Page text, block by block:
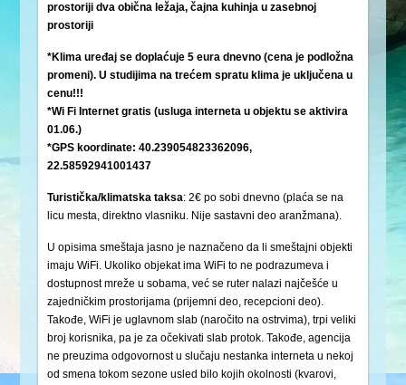
prostoriji dva obična ležaja, čajna kuhinja u zasebnoj
prostoriji
*Klima uređaj se doplaćuje 5 eura dnevno (cena je podložna
promeni). U studijima na trećem spratu klima je uključena u
cenu!!!
*Wi Fi Internet gratis (usluga interneta u objektu se aktivira
01.06.)
*GPS koordinate: 40.239054823362096,
22.58592941001437
Turistička/klimatska taksa: 2€ po sobi dnevno (plaća se na
licu mesta, direktno vlasniku. Nije sastavni deo aranžmana).
U opisima smeštaja jasno je naznačeno da li smeštajni objekti
imaju WiFi. Ukoliko objekat ima WiFi to ne podrazumeva i
dostupnost mreže u sobama, već se ruter nalazi najčešće u
zajedničkim prostorijama (prijemni deo, recepcioni deo).
Takođe, WiFi je uglavnom slab (naročito na ostrvima), trpi veliki
broj korisnika, pa je za očekivati slab protok. Takođe, agencija
ne preuzima odgovornost u slučaju nestanka interneta u nekoj
od smena tokom sezone usled bilo kojih okolnosti (kvarovi,